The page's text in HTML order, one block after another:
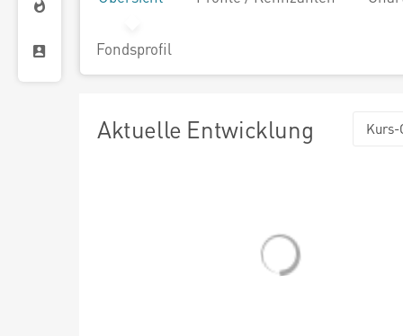
Fondsprofil
Aktuelle Entwicklung Kurs-